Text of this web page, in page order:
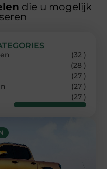
die u mogelijk
(32 )
(28 )
(27 )
(27 )
(27 )